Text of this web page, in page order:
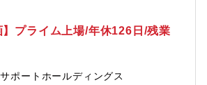
ログラミングを可能にした製造業向けAIソ
枚あたり1～2時間かかっていた作業をAIで3
ジタル大臣賞」「起業家万博 総務大臣賞」
削加工の12工程を完全自動化した次世代加
】プライム上場/年休126日/残業
ポートホールディングス